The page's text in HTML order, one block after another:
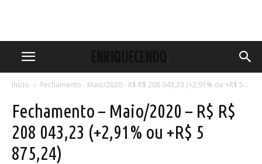
Início Fechamento - Maio/2020 - R$ R$ 208 043,23 (+2,91% ou +R$ 5...
Fechamento – Maio/2020 – R$ R$
208 043,23 (+2,91% ou +R$ 5
875,24)